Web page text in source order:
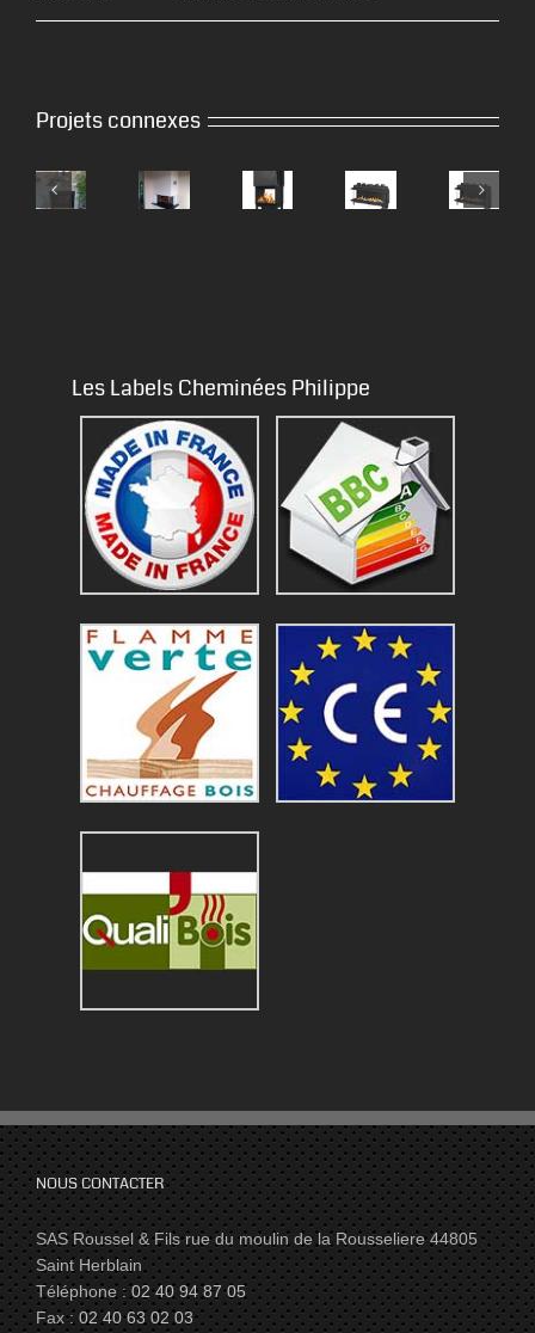
Projets connexes
Les Labels Cheminées Philippe
NOUS CONTACTER
SAS Roussel & Fils rue du moulin de la Rousseliere 44805
Saint Herblain
Téléphone :02 40 94 87 05
Fax :02 40 63 02 03